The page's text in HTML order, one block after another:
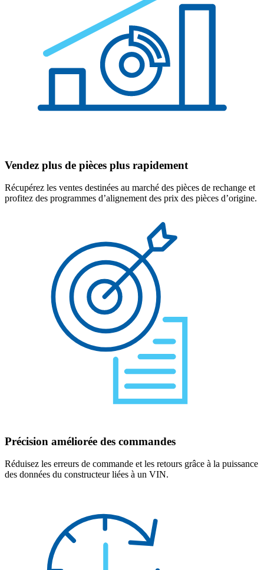
Vendez plus de pièces plus rapidement
Récupérez les ventes destinées au marché des pièces de rechange et
profitez des programmes d’alignement des prix des pièces d’origine.
Précision améliorée des commandes
Réduisez les erreurs de commande et les retours grâce à la puissance
des données du constructeur liées à un VIN.